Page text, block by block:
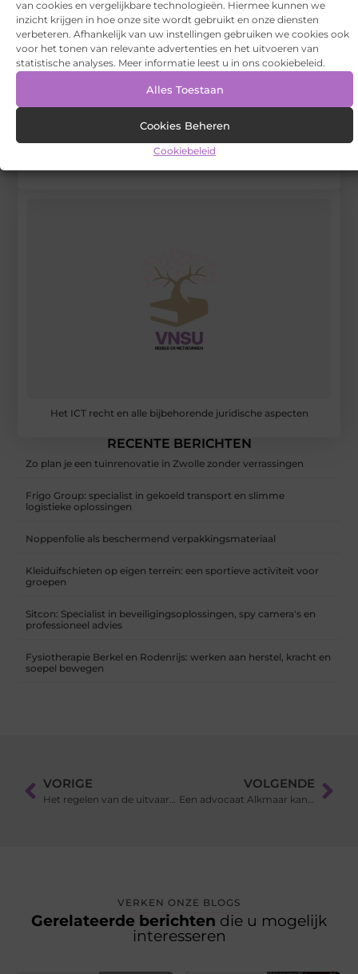
van cookies en vergelijkbare technologieën. Hiermee kunnen we
inzicht krijgen in hoe onze site wordt gebruikt en onze diensten
verbeteren. Afhankelijk van uw instellingen gebruiken we cookies ook
voor het tonen van relevante advertenties en het uitvoeren van
statistische analyses. Meer informatie leest u in ons cookiebeleid.
Alles Toestaan
Cookies Beheren
Cookiebeleid
Het ICT recht en alle bijbehorende juridische aspecten
RECENTE BERICHTEN
Zo plan je een tuinrenovatie in Zwolle zonder verrassingen
Frigo Group: specialist in gekoeld transport en slimme
logistieke oplossingen
Noppenfolie als beschermend verpakkingsmateriaal
Kleiduifschieten op eigen terrein: een sportieve activiteit voor
groepen
Sitcon: Specialist in beveiligingsoplossingen, spy camera's en
professioneel advies
Fysiotherapie Berkel en Rodenrijs: werken aan herstel, kracht en
soepel bewegen
Begin vandaag nog
met bloggen opVNSU
VORIGE
Het regelen van de uitvaart voor je dierbare
VOLGENDE
Een advocaat Alkmaar kan u bijstaan als uw sportrechtadvocaat
VERKEN ONZE BLOGS
Gerelateerde berichten die u mogelijk
interesseren